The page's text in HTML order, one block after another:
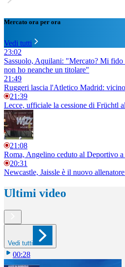
Mercato ora per ora
Vedi tutti
23:02
Sassuolo, Aquilani: "Mercato? Mi fido
non ho neanche un titolare"
21:49
Ruggeri lascia l'Atletico Madrid:
21:39
Lecce, ufficiale la cessione di Früchtl
21:08
Roma, Angelino ceduto al Deportivo
20:31
Newcastle, Jaissle è il nuovo
Ultimi video
Vedi tutti
00:28